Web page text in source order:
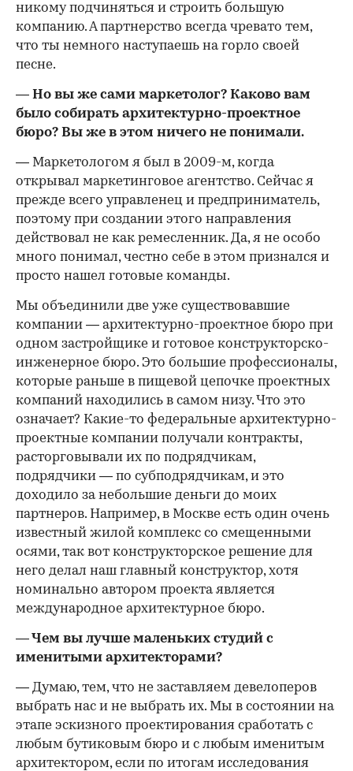
никому подчиняться и строить большую
компанию. А партнерство всегда чревато тем,
что ты немного наступаешь на горло своей
песне.
— Но вы же сами маркетолог? Каково вам
было собирать архитектурно-проектное
бюро? Вы же в этом ничего не понимали.
— Маркетологом я был в 2009-м, когда
открывал маркетинговое агентство. Сейчас я
прежде всего управленец и предприниматель,
поэтому при создании этого направления
действовал не как ремесленник. Да, я не особо
много понимал, честно себе в этом признался и
просто нашел готовые команды.
Мы объединили две уже существовавшие
компании — архитектурно-проектное бюро при
одном застройщике и готовое конструкторско-
инженерное бюро. Это большие профессионалы,
которые раньше в пищевой цепочке проектных
компаний находились в самом низу. Что это
означает? Какие-то федеральные архитектурно-
проектные компании получали контракты,
расторговывали их по подрядчикам,
подрядчики — по субподрядчикам, и это
доходило за небольшие деньги до моих
партнеров. Например, в Москве есть один очень
известный жилой комплекс со смещенными
осями, так вот конструкторское решение для
него делал наш главный конструктор, хотя
номинально автором проекта является
международное архитектурное бюро.
— Чем вы лучше маленьких студий с
именитыми архитекторами?
— Думаю, тем, что не заставляем девелоперов
выбрать нас и не выбрать их. Мы в состоянии на
этапе эскизного проектирования сработать с
любым бутиковым бюро и с любым именитым
архитектором, если по итогам исследования